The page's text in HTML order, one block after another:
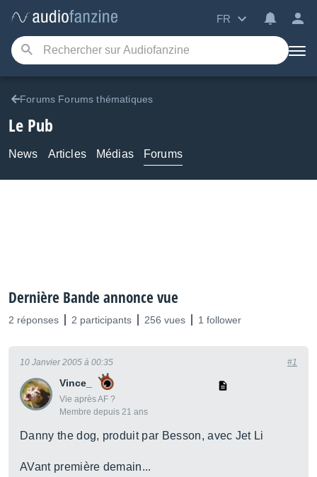
FR
Forums Forums thématiques
Le Pub
News Articles Médias Forums
Dernière Bande annonce vue
2 réponses 2 participants 256 vues 1 follower
Vince_
Vie après AF ?
Membre depuis 21 ans
10 Janvier 2005 à 00:35 #1
Danny the dog, produit par Besson, avec Jet Li
AVant première demain...